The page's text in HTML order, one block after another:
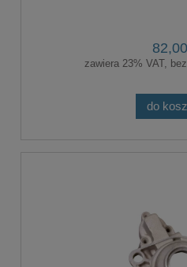
zawiera 23% VAT,
do